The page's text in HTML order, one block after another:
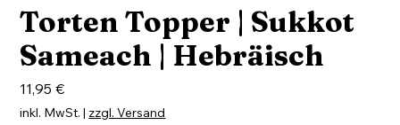
Torten Topper | Sukkot
Sameach | Hebräisch
11,95 €Preis
inkl. MwSt. | zzgl. Versand